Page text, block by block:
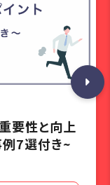
要性と向上
7選付き~